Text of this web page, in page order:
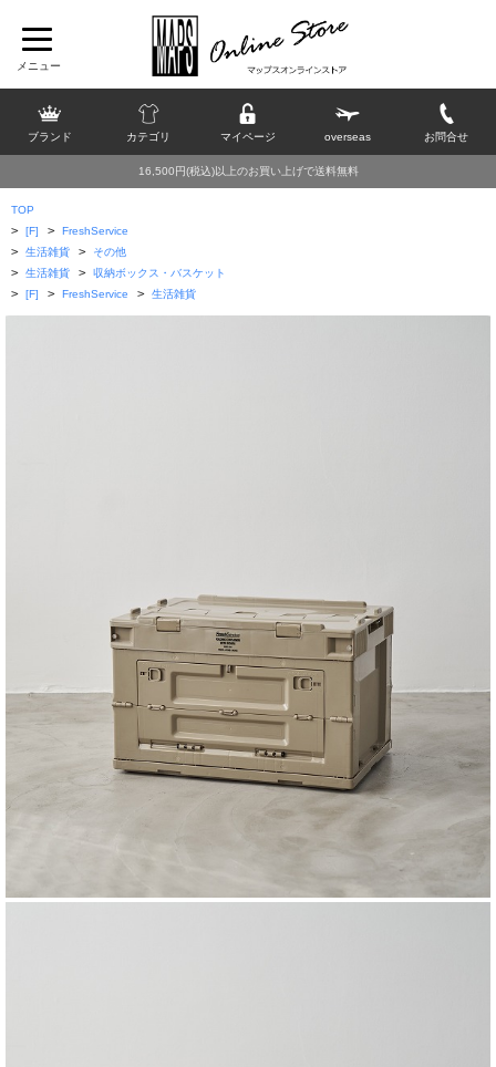
ブランド カテゴリ マイページ overseas お問合せ
16,500円(税込)以上のお買い上げで送料無料
TOP
> [F] > FreshService
> 生活雑貨 > その他
> 生活雑貨 > 収納ボックス・バスケット
> [F] > FreshService > 生活雑貨